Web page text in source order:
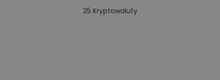
25 Kryptowaluty